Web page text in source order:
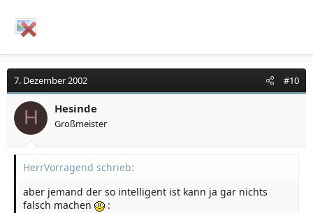
7. Dezember 2002 #10
H Hesinde
Großmeister
HerrVorragend schrieb:
aber jemand der so intelligent ist kann ja gar nichts
falsch machen
: